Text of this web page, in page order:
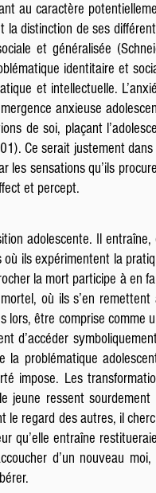
au caractère
la distinction de ses
et généralisée
identitaire et
et intellectuelle.
anxieuse
de soi, plaçant
Ce serait justement dans
les sensations qu’ils
et percept.
adolescente. Il entraîne,
ils expérimentent la
la mort participe à en
où ils s’en remettent
lors, être comprise comme
d’accéder
problématique
impose. Les
jeune ressent sourdement
le regard des autres, il
qu’elle entraîne
d’un nouveau moi,